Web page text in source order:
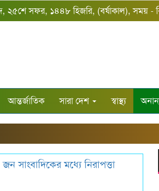
২৫শে সফর, ১৪৪৮ হিজরি, (বর্ষাকাল), সময় -
আন্তর্জাতিক সারা দেশ স্বাস্থ্য
সাংবাদিকের মধ্যে নিরাপত্তা